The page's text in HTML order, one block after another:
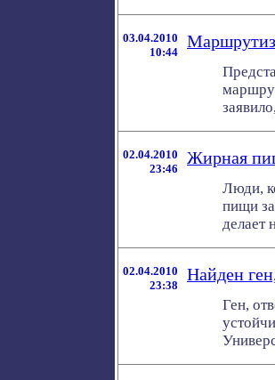
03.04.2010
10:44
02.04.2010
23:46
Жирная
Люди,
пищи
делает
02.04.2010
23:38
Найден
Ген,